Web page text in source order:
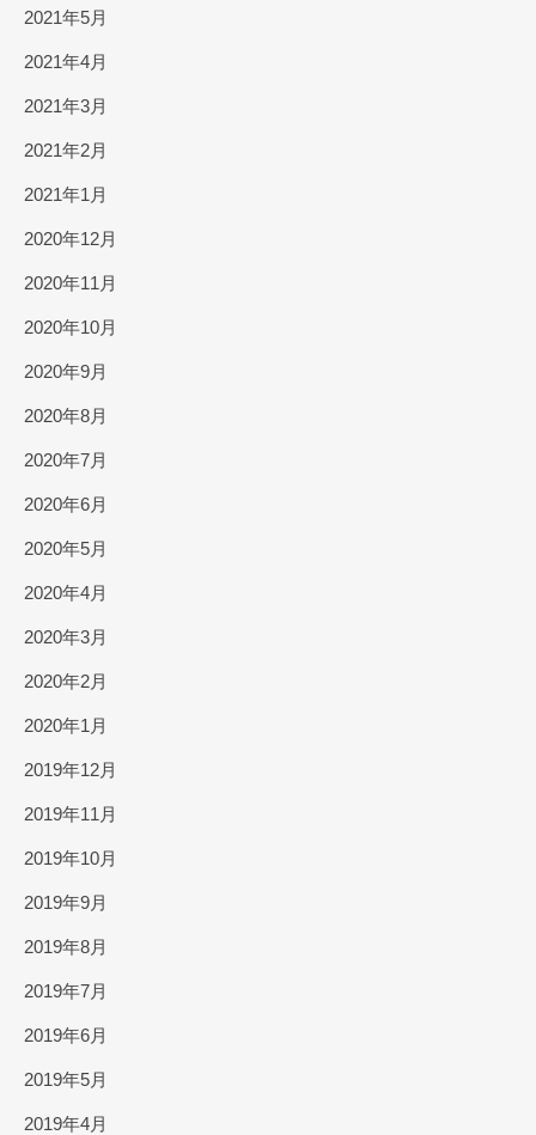
2021年5月
2021年4月
2021年3月
2021年2月
2021年1月
2020年12月
2020年11月
2020年10月
2020年9月
2020年8月
2020年7月
2020年6月
2020年5月
2020年4月
2020年3月
2020年2月
2020年1月
2019年12月
2019年11月
2019年10月
2019年9月
2019年8月
2019年7月
2019年6月
2019年5月
2019年4月